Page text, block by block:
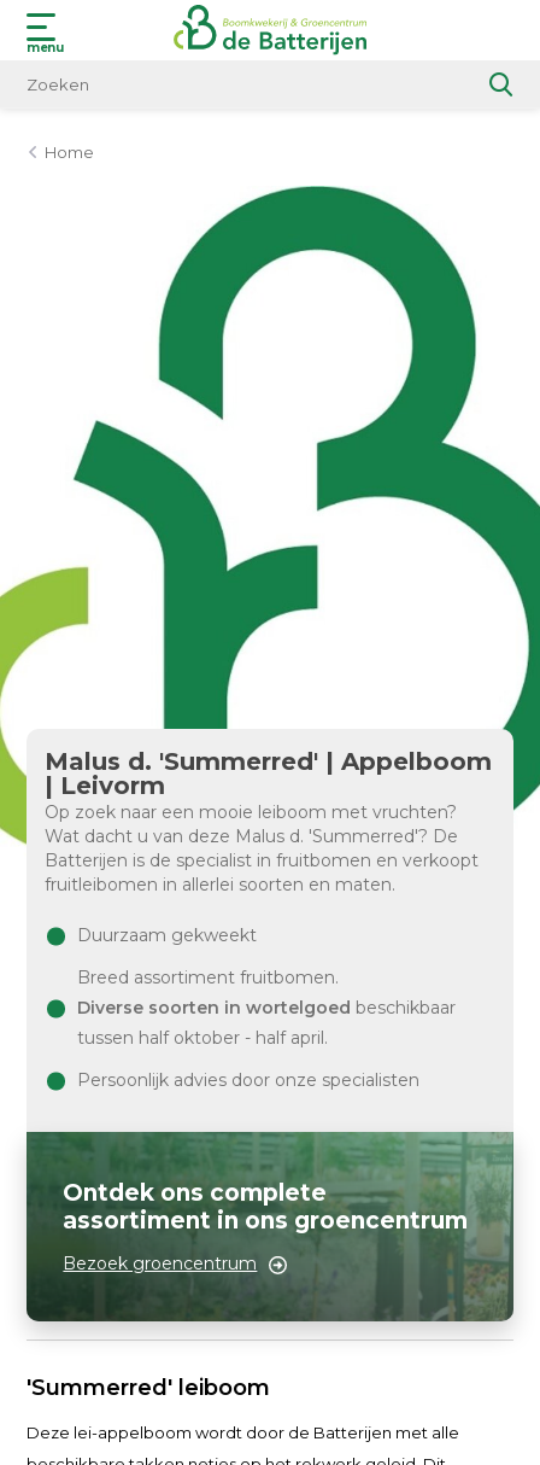
menu
Home
Malus d. 'Summerred' | Appelboom
| Leivorm
Op zoek naar een mooie leiboom met vruchten?
Wat dacht u van deze Malus d. 'Summerred'? De
Batterijen is de specialist in fruitbomen en verkoopt
fruitleibomen in allerlei soorten en maten.
Duurzaam gekweekt
Breed assortiment fruitbomen.
Diverse soorten in wortelgoed beschikbaar
tussen half oktober - half april.
Persoonlijk advies door onze specialisten
Ontdek ons complete
assortiment in ons groencentrum
Bezoek groencentrum
'Summerred' leiboom
Deze lei-appelboom wordt door de Batterijen met alle